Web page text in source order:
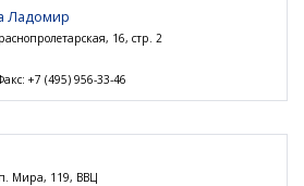
Ладомир
16, стр. 2
+7 (495) 956-33-46
Мира, 119, ВВЦ